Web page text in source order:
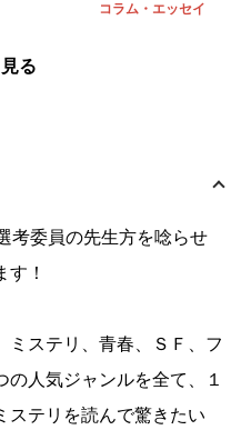
コラム・エッセイ
る
考委員の先生方を唸らせ
す！
ミステリ、青春、ＳＦ、フ
人気ジャンルを全て、１
ステリを読んで驚きたい